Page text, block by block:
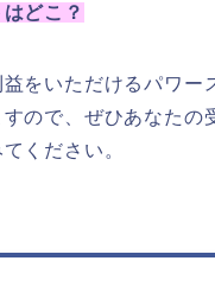
どこ？
をいただけるパワー
ので、ぜひあなたの
ください。